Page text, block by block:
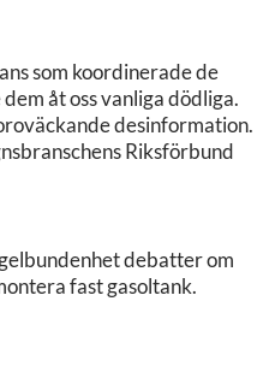
som koordinerade de
åt oss vanliga dödliga.
desinformation.
Riksförbund
debatter om
fast gasoltank.